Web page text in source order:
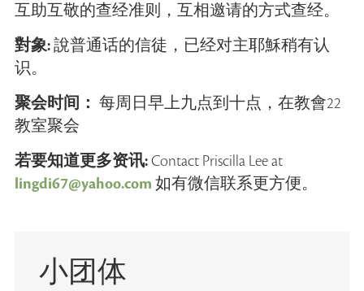
互助互敬的查经准则，互相邀请的方式查经。
對象:說普通话的信徒，已经对主耶穌稍有认
识。
聚会时间： 每周日早上九点到十点，在教會22
教室聚会
若要知道更多资讯:Contact Priscilla Lee at
lingdi67@yahoo.com 如有微信联系更方便。
小团体